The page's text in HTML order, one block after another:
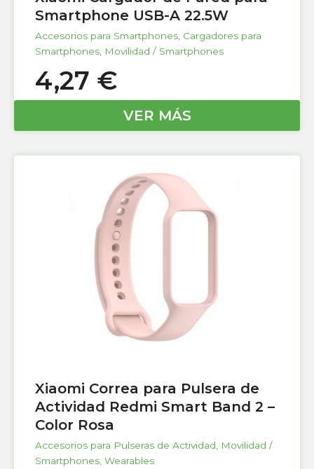
Smartphone USB-A 22.5W
Accesorios para Smartphones, Cargadores para
Smartphones, Movilidad / Smartphones
4,27 €
VER MÁS
Xiaomi Correa para Pulsera de
Actividad Redmi Smart Band 2 –
Color Rosa
Accesorios para Pulseras de Actividad, Movilidad /
Smartphones, Wearables